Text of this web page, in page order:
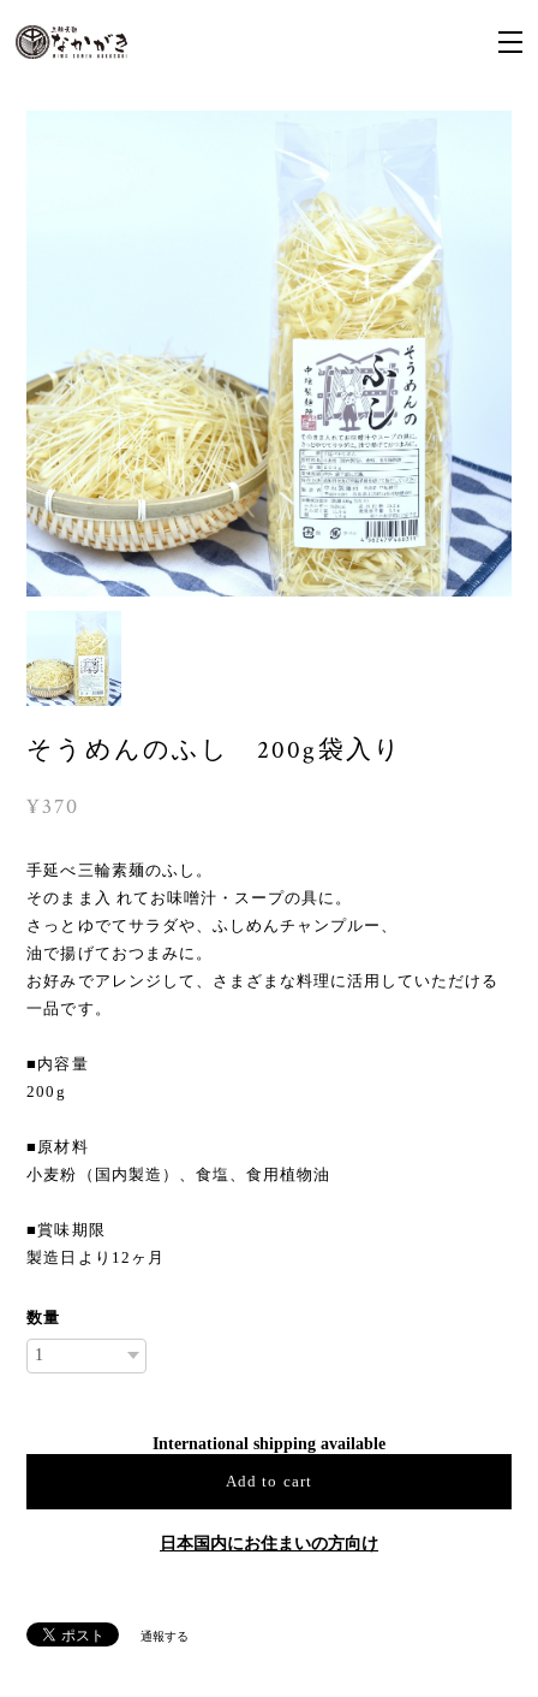
そうめんのふし 200g袋入り
¥370
手延べ三輪素麺のふし。
そのまま入 れてお味噌汁・スープの具に。
さっとゆでてサラダや、ふしめんチャンプルー、
油で揚げておつまみに。
お好みでアレンジして、さまざまな料理に活用していただける
一品です。
■内容量
200g
■原材料
小麦粉（国内製造）、食塩、食用植物油
■賞味期限
製造日より12ヶ月
数量
International shipping available
Add to cart
日本国内にお住まいの方向け
通報する